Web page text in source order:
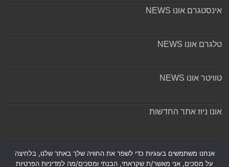
אינסטגרם אונו NEWS
טלגרם אונו NEWS
טוויטר אונו NEWS
אונו ניוז אתר החדשות
אנחנו משתמשים בעוגיות כדי לשפר את החוויה שלך באתר שלנו, בלחיצה
על מסכים, אני מאשר/ת שקראתי, הבנתי ומסכים/מה למדיניות הפרטיות